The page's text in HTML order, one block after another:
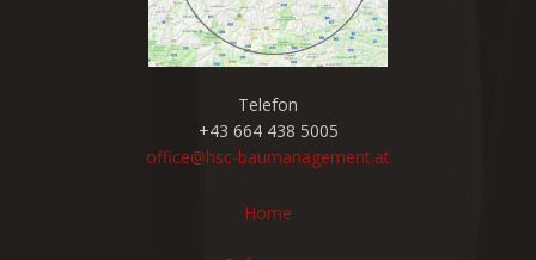
Telefon
+43 664 438 5005
office@hsc-baumanagement.at
Home